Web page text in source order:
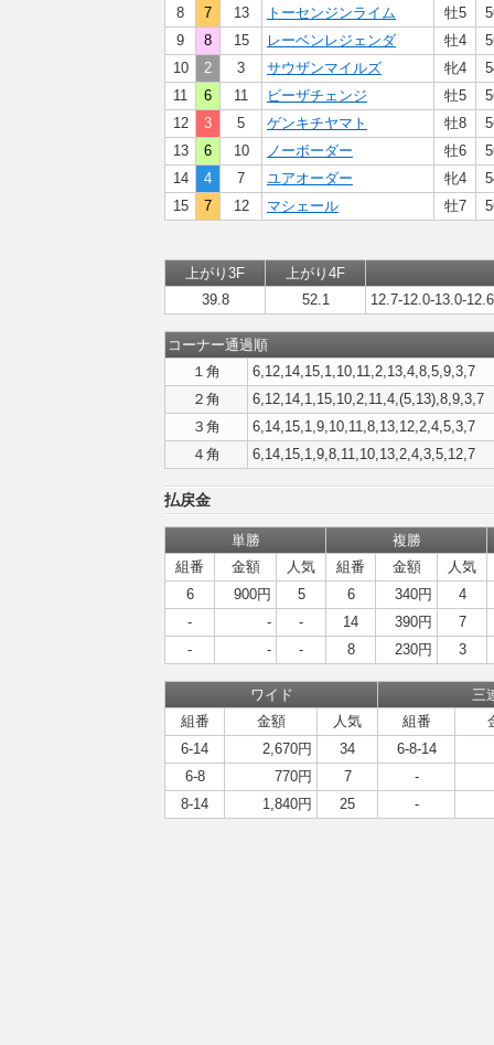
8
7 13 トーセンジンライム 牡5
9
8 15 レーベンレジェンダ 牡4
10
2 3 サウザンマイルズ 牝4
11
6 11 ビーザチェンジ 牡5
12
3 5 ゲンキチヤマト 牡8
13
6 10 ノーボーダー 牡6
14
4 7 ユアオーダー 牝4
15
7 12 マシェール 牡7
上がり3F
上がり4F
39.8
52.1 12.7-12.0-13.0-
コーナー通過順
１角
6,12,14,15,1,10,11,2,13,4,8,5,9,3,7
２角
6,12,14,1,15,10,2,11,4,(5,13),8,9,3,7
３角
6,14,15,1,9,10,11,8,13,12,2,4,5,3,7
４角
6,14,15,1,9,8,11,10,13,2,4,3,5,12,7
払戻金
単勝
複勝
組番
金額 人気 組番 金額
人気
6
900円 5 6 340円
4
-
- - 14 390円
7
-
- - 8 230円 3
ワイド
三
組番
金額 人気 組番
6-14
2,670円 34
6-8-14
6-8
770円 7
-
8-14
1,840円 25 -